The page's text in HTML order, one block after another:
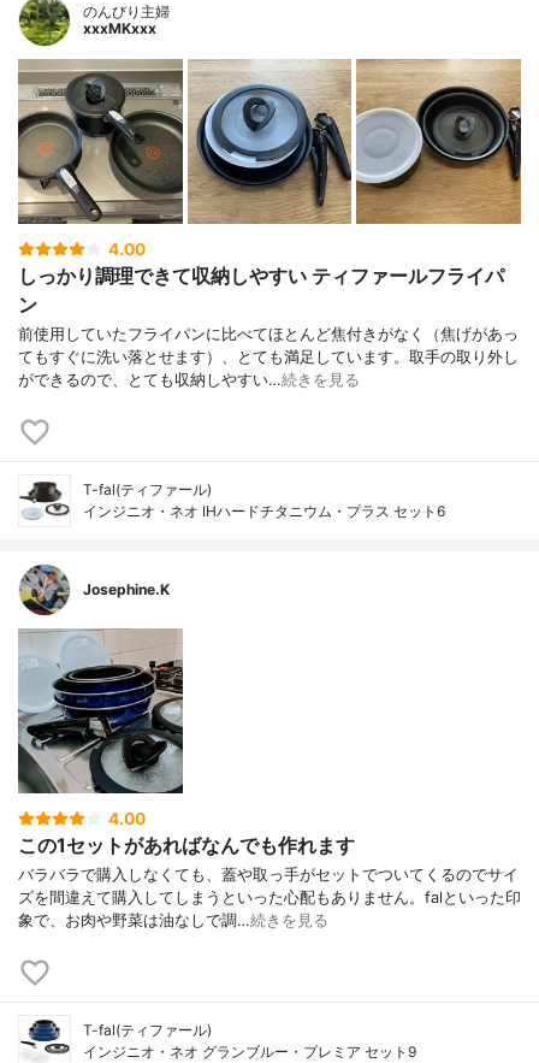
のんびり主婦
xxxMKxxx
4.00
しっかり調理できて収納しやすい ティファールフライパ
ン
前使用していたフライパンに比べてほとんど焦付きがなく（焦げがあっ
てもすぐに洗い落とせます）、とても満足しています。取手の取り外し
ができるので、とても収納しやすい…続きを見る
T-fal(ティファール)
インジニオ・ネオ IHハードチタニウム・プラス セット6
Josephine.K
4.00
この1セットがあればなんでも作れます
バラバラで購入しなくても、蓋や取っ手がセットでついてくるのでサイ
ズを間違えて購入してしまうといった心配もありません。falといった印
象で、お肉や野菜は油なしで調…続きを見る
T-fal(ティファール)
インジニオ・ネオ グランブルー・プレミア セット9